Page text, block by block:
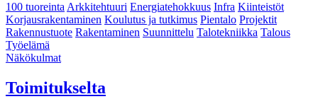
100 tuoreintaArkkitehtuuri Energiatehokkuus Infra Kiinteistöt
Korjausrakentaminen Koulutus ja tutkimus Pientalo Projektit
Rakennustuote Rakentaminen Suunnittelu Talotekniikka Talous
Työelämä
Näkökulmat
Toimitukselta